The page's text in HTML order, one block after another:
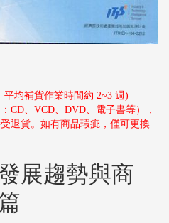
均補貨作業時間約 2~3 週)
CD、VCD、DVD、電子書等），
退貨。如有商品瑕疵，僅可更換
展趨勢與商